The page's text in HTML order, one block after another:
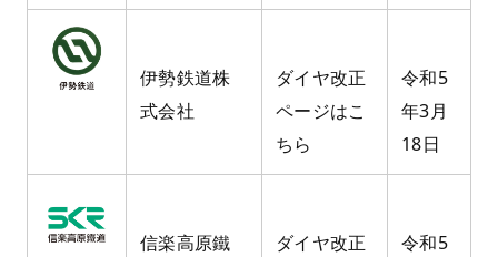
伊勢鉄道株
式会社
ダイヤ改正
ページはこ
ちら
令和5
年3月
18日
信楽高原鐵
ダイヤ改正
令和5